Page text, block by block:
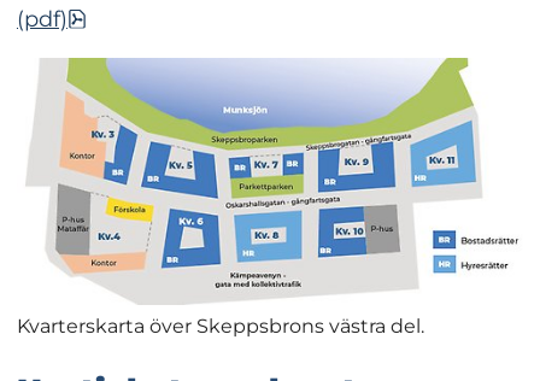
(pdf)
pdf, 64.8 MB, öppnas i nytt fönster.
Kvarterskarta över Skeppsbrons västra del.